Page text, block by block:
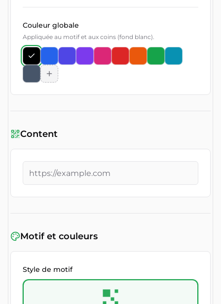
Couleur globale
Appliquée au motif et aux coins (fond blanc).
Content
Motif et couleurs
Style de motif